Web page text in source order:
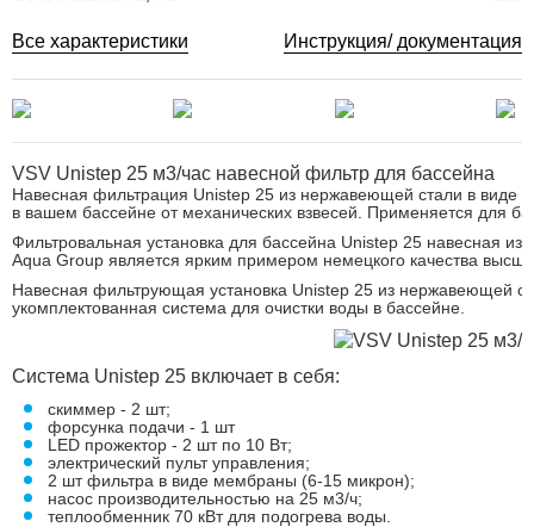
Все характеристики Инструкция/ документация
VSV Unistep 25 м3/час навесной фильтр для бассейна
Навесная фильтрация Unistep 25 из нержавеющей стали в виде
в вашем бассейне от механических взвесей. Применяется для
Фильтровальная установка для бассейна Unistep 25 навесная
Aqua Group является ярким примером немецкого качества
Навесная фильтрующая установка Unistep 25 из нержавеющей
укомплектованная система для очистки воды в бассейне.
Система Unistep 25 включает в себя:
скиммер - 2 шт;
форсунка подачи - 1 шт
LED прожектор - 2 шт по 10 Вт;
электрический пульт управления;
2 шт фильтра в виде мембраны (6-15 микрон);
насос производительностью на 25 м3/ч;
теплообменник 70 кВт для подогрева воды.